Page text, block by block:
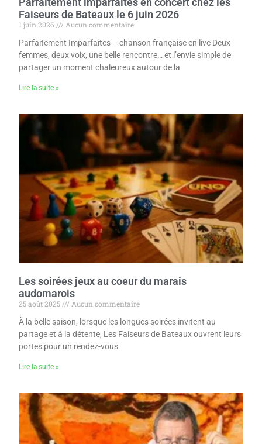
Faiseurs de Bateaux le 6 juin 2026
1 juin 2026
Aucun commentaire
Parfaitement Imparfaites – chanson française en live Deux
femmes, deux voix, une belle rencontre… et l’envie simple de
partager un moment chaleureux autour de la
Lire la suite »
Les soirées jeux au coeur du marais
audomarois
25 août 2025
Aucun commentaire
À la belle saison, lorsque les longues soirées invitent au
partage et à la détente, Les Faiseurs de Bateaux ouvrent leurs
portes pour un rendez-vous
Lire la suite »